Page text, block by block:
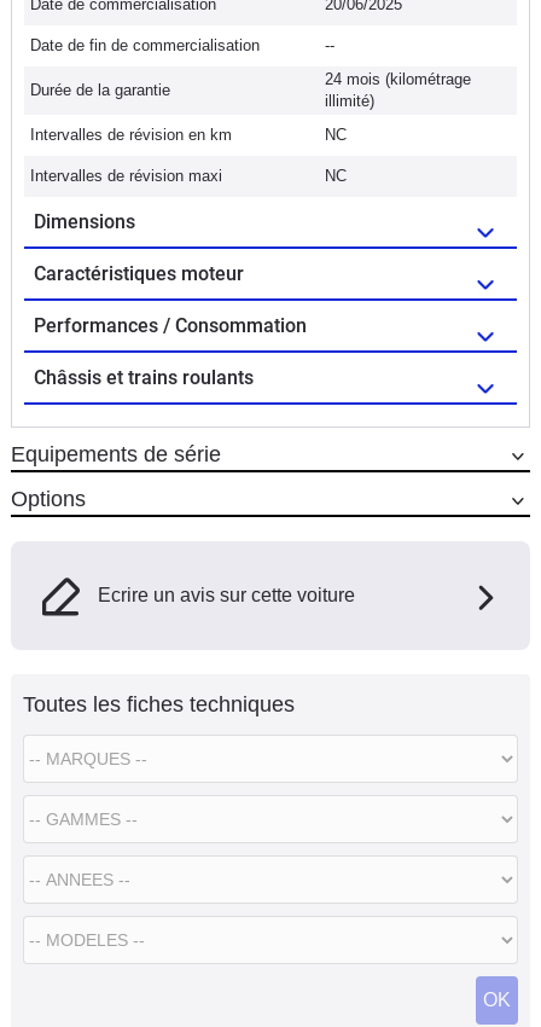
Date de commercialisation 20/06/2025
Date de fin de commercialisation --
Durée de la garantie
24 mois (kilométrage
illimité)
Intervalles de révision en km
NC
Intervalles de révision maxi NC
Dimensions
Caractéristiques moteur
Performances / Consommation
Châssis et trains roulants
Equipements de série
Options
Ecrire un avis sur cette voiture
Toutes les fiches techniques